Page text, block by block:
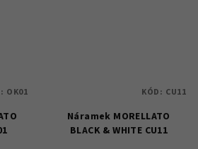
OK01
Náramek MORELLATO
BLACK & WHITE CU11
KÓD: CU11